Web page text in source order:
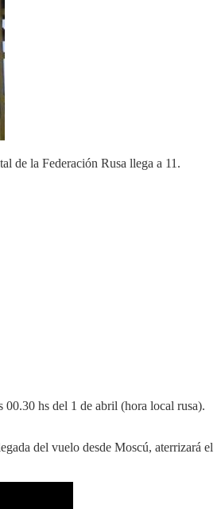
de la Federación Rusa llega a 11.
hs del 1 de abril (hora local rusa).
del vuelo desde Moscú, aterrizará el